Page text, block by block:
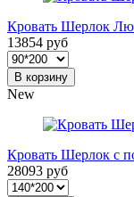
Кровать Шерлок
13854 руб
В корзину
New
Кровать Шерлок с
28093 руб